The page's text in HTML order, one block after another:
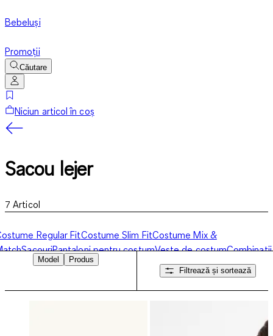
Bebeluși
Promoții
Căutare
Niciun articol în coș
Sacou lejer
7 Articol
Regular FitCostume Slim FitCostume Mix &
SacouriPantaloni pentru costumVeste de costumCombinații
Cămăși officeSacou lejer
Model
Produs
Filtrează și sortează